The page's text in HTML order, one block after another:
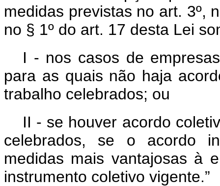
medidas previstas no art. 3º,
no § 1º do art. 17 desta Lei
I - nos casos de
para as quais não haja
trabalho celebrados; ou
II - se houver acordo
celebrados, se o acordo
medidas mais vantajosas à
instrumento coletivo vigente.”